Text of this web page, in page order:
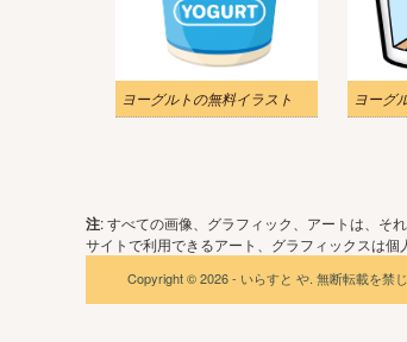
ヨーグルトの無料イラスト
注: すべての画像、グラフィック、アートは、そ
サイトで利用できるアート、グラフィックスは
Copyright © 2026 - いらすと や. 無断転載を禁じ